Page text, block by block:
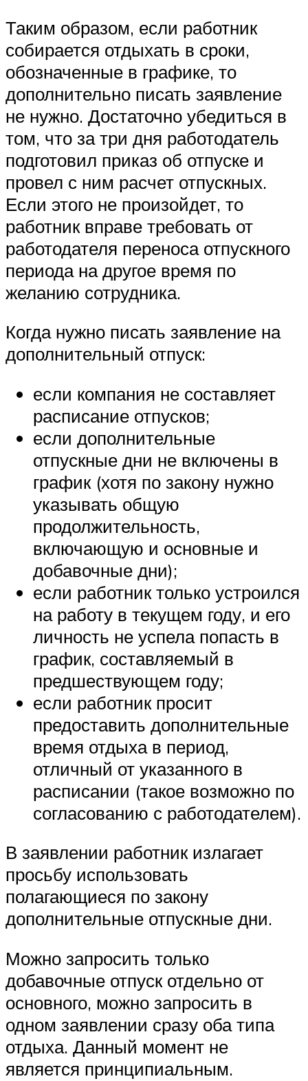
Таким образом, если работник
собирается отдыхать в сроки,
обозначенные в графике, то
дополнительно писать заявление
не нужно. Достаточно убедиться в
том, что за три дня работодатель
подготовил приказ об отпуске и
провел с ним расчет отпускных.
Если этого не произойдет, то
работник вправе требовать от
работодателя переноса отпускного
периода на другое время по
желанию сотрудника.
Когда нужно писать заявление на
дополнительный отпуск:
если компания не составляет
расписание отпусков;
если дополнительные
отпускные дни не включены в
график (хотя по закону нужно
указывать общую
продолжительность,
включающую и основные и
добавочные дни);
если работник только устроился
на работу в текущем году, и его
личность не успела попасть в
график, составляемый в
предшествующем году;
если работник просит
предоставить дополнительные
время отдыха в период,
отличный от указанного в
расписании (такое возможно по
согласованию с работодателем).
В заявлении работник излагает
просьбу использовать
полагающиеся по закону
дополнительные отпускные дни.
Можно запросить только
добавочные отпуск отдельно от
основного, можно запросить в
одном заявлении сразу оба типа
отдыха. Данный момент не
является принципиальным.